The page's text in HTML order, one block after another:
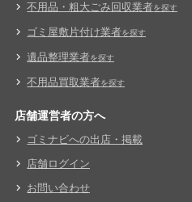
不用品・粗大ごみ回収業者を探す
ゴミ屋敷片付け業者を探す
遺品整理業者を探す
不用品買取業者を探す
店舗運営者の方へ
ゴミナビへの出店・掲載
店舗ログイン
お問い合わせ